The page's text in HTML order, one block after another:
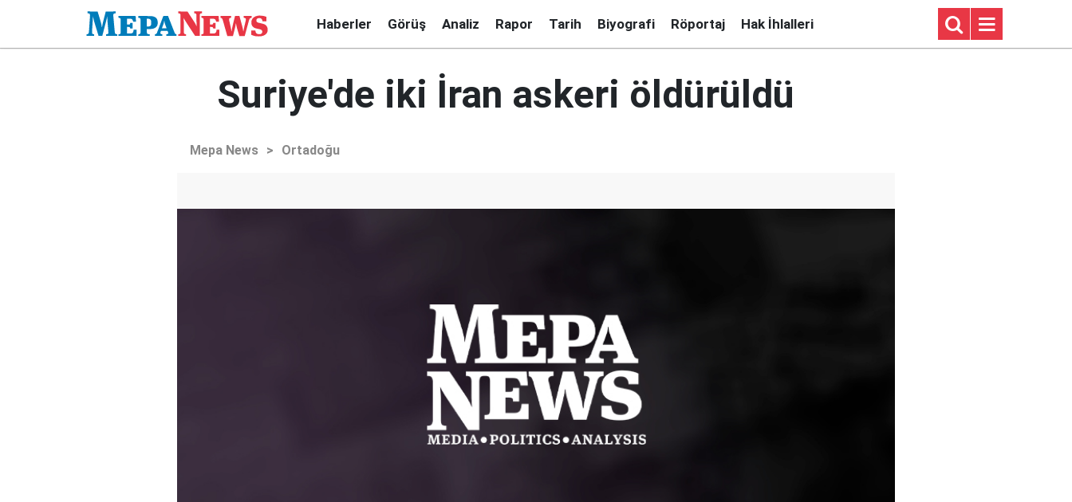
Haberler Görüş Analiz Rapor Tarih Biyografi Röportaj Hak İhlalleri
Suriye'de iki İran askeri öldürüldü
Mepa News > Ortadoğu